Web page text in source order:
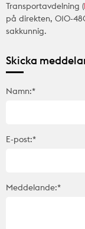
Transportavdelning (
på direkten, 010-
sakkunnig.
Skicka
Namn:*
E-post:*
Meddelande:*